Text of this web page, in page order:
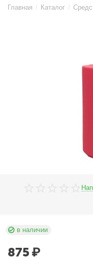
Главная / Каталог /
в наличии
875 ₽